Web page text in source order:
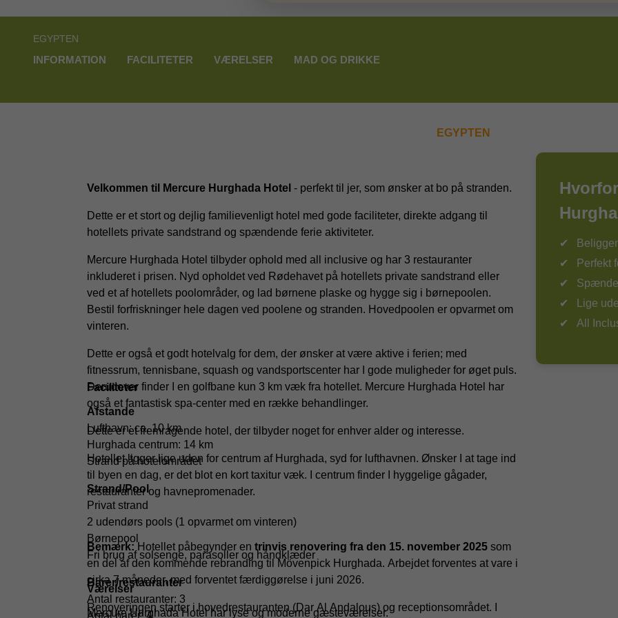
EGYPTEN
INFORMATION FACILITETER VÆRELSER MAD OG DRIKKE
EGYPTEN
Velkommen til Mercure Hurghada Hotel - perfekt til jer, som ønsker at bo på stranden.
Dette er et stort og dejlig familievenligt hotel med gode faciliteter, direkte adgang til
hotellets private sandstrand og spændende ferie aktiviteter.
Mercure Hurghada Hotel tilbyder ophold med all inclusive og har 3 restauranter
inkluderet i prisen. Nyd opholdet ved Rødehavet på hotellets private sandstrand eller
ved et af hotellets poolområder, og lad børnene plaske og hygge sig i børnepoolen.
Bestil forfriskninger hele dagen ved poolene og stranden. Hovedpoolen er opvarmet om
vinteren.
Dette er også et godt hotelvalg for dem, der ønsker at være aktive i ferien; med
fitnessrum, tennisbane, squash og vandsportscenter har I gode muligheder for øget puls.
Derudover finder I en golfbane kun 3 km væk fra hotellet. Mercure Hurghada Hotel har
også et fantastisk spa-center med en række behandlinger.
Dette er et fremragende hotel, der tilbyder noget for enhver alder og interesse.
Hotellet ligger lige uden for centrum af Hurghada, syd for lufthavnen. Ønsker I at tage ind
til byen en dag, er det blot en kort taxitur væk. I centrum finder I hyggelige gågader,
restauranter og havnepromenader.
Bemærk: Hotellet påbegynder en trinvis renovering fra den 15. november 2025 som
en del af den kommende rebranding til Mövenpick Hurghada. Arbejdet forventes at vare i
cirka 7 måneder, med forventet færdiggørelse i juni 2026.
Renoveringen starter i hovedrestauranten (Dar Al Andalous) og receptionsområdet. I
Faciliteter
Afstande
Lufthavn: ca. 10 km
Hurghada centrum: 14 km
Strand på hotelområdet
Strand/Pool
Privat strand
2 udendørs pools (1 opvarmet om vinteren)
Børnepool
Fri brug af solsenge, parasoller og håndklæder
Barer/restauranter
Antal restauranter: 3
Antal barer: 4
Værelser
Mercure Hurghada Hotel har lyse og moderne gæsteværelser.
Perfekt
Lige
All